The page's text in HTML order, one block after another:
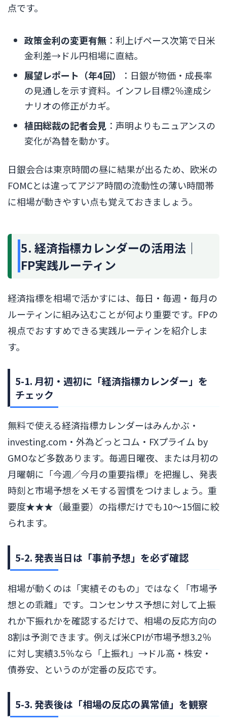
点です。
政策金利の変更有無 ：利上げペース次第で日米
金利差→ドル円相場に直結。
展望レポート（年4回）
：日銀が物価・成長率
の見通しを示す資料。インフレ目標2％達成シ
ナリオの修正がカギ。
植田総裁の記者会見 ：声明よりもニュアンスの
変化が為替を動かす。
日銀会合は東京時間の昼に結果が出るため、欧米の
FOMCとは違ってアジア時間の流動性の薄い時間帯
に相場が動きやすい点も覚えておきましょう。
5. 経済指標カレンダーの活用法｜
FP実践ルーティン
経済指標を相場で活かすには、毎日・毎週・毎月の
ルーティンに組み込むことが何より重要です。FPの
視点でおすすめできる実践ルーティンを紹介しま
す。
5-1. 月初・週初に「経済指標カレンダー」を
チェック
無料で使える経済指標カレンダーはみんかぶ・
investing.com・外為どっとコム・FXプライム by
GMOなど多数あります。毎週日曜夜、または月初の
月曜朝に「今週／今月の重要指標」を把握し、発表
時刻と市場予想をメモする習慣をつけましょう。重
要度★★★（最重要）の指標だけでも10〜15個に絞
られます。
5-2. 発表当日は「事前予想」を必ず確認
相場が動くのは「実績そのもの」ではなく「市場予
想との乖離」です。コンセンサス予想に対して上振
れか下振れかを確認するだけで、相場の反応方向の
8割は予測できます。例えば米CPIが市場予想3.2％
に対し実績3.5％なら「上振れ」→ドル高・株安・
債券安、というのが定番の反応です。
5-3. 発表後は「相場の反応の異常値」を観察